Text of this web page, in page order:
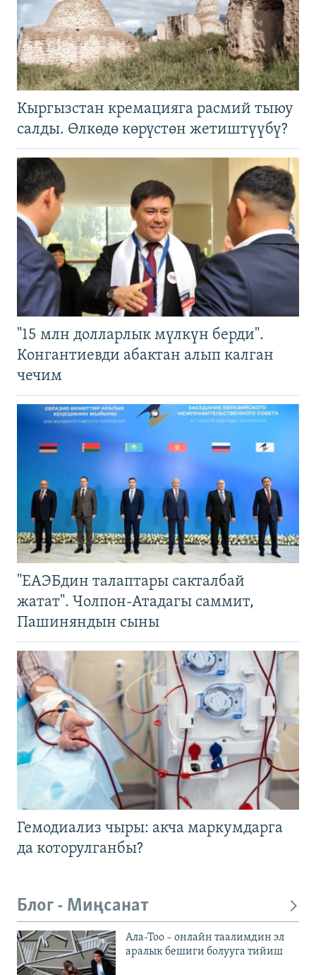
Кыргызстан кремацияга расмий тыюу
салды. Өлкөдө көрүстөн жетиштүүбү?
"15 млн долларлык мүлкүн берди".
Конгантиевди абактан алып калган
чечим
"ЕАЭБдин талаптары сакталбай
жатат". Чолпон-Атадагы саммит,
Пашиняндын сыны
Гемодиализ чыры: акча маркумдарга
да которулганбы?
Блог - Миңсанат
Ала-Тоо – онлайн таалимдин эл
аралык бешиги болууга тийиш